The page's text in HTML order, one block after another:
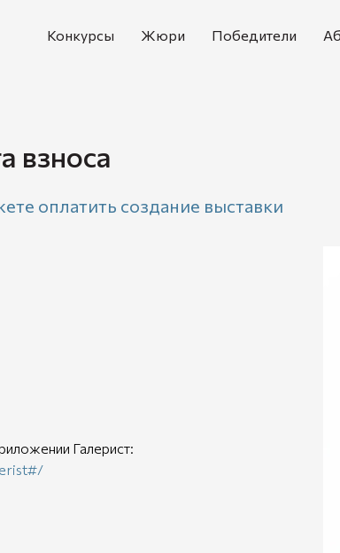
Конкурсы Жюри Победители
взноса
оплатить создание выставки
Галерист: